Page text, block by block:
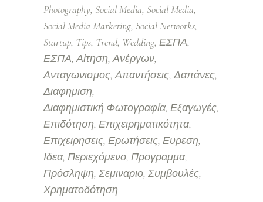
Photography Social Media Social Media
Social Media Marketing Social Networks
Startup Tips Trend Wedding ΕΣΠΑ
ΕΣΠΑ Αίτηση Ανέργων
Ανταγωνισμος Απαντήσεις Δαπάνες
Διαφημιση
Διαφημιστική Φωτογραφία Εξαγωγές
Επιδότηση Επιχειρηματικότητα
Επιχειρησεις Ερωτήσεις Ευρεση
Ιδεα Περιεχόμενο Προγραμμα
Πρόσληψη Σεμιναριο Συμβουλές
Χρηματοδότηση